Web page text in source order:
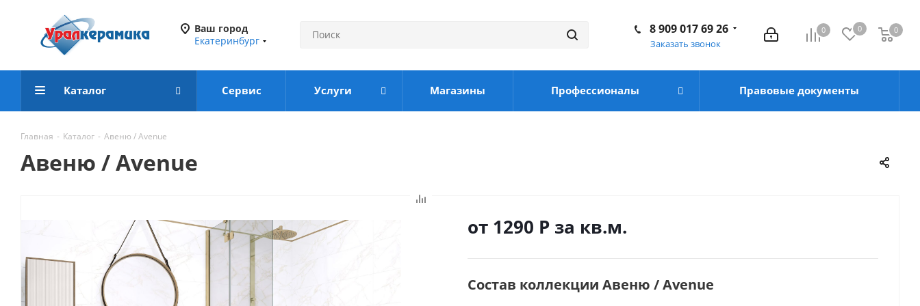
Ваш город
Екатеринбург
0 0 0
8 909 017 69 26
Заказать звонок
Каталог Сервис Услуги Магазины Профессионалы Правовые документы
Главная - Каталог - Авеню / Avenue
Авеню / Avenue
от 1290 Р за кв.м.
Состав коллекции Авеню / Avenue